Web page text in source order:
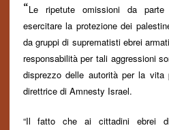
“Le ripetute omissioni da
esercitare la protezione dei
da gruppi di suprematisti ebrei
responsabilità per tali aggressioni
disprezzo delle autorità per la vita
direttrice di Amnesty Israel.
“Il fatto che ai cittadini ebrei